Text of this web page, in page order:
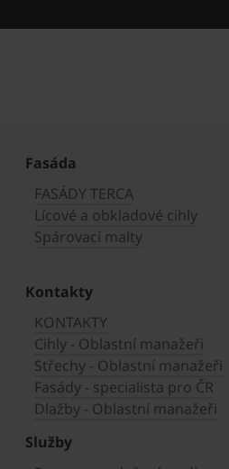
Fasáda
FASÁDY TERCA
Lícové a obkladové cihly
Spárovací malty
Kontakty
KONTAKTY
Cihly - Oblastní manažeři
Střechy - Oblastní manažeři
Fasády - specialista pro ČR
Dlažby - Oblastní manažeři
Služby